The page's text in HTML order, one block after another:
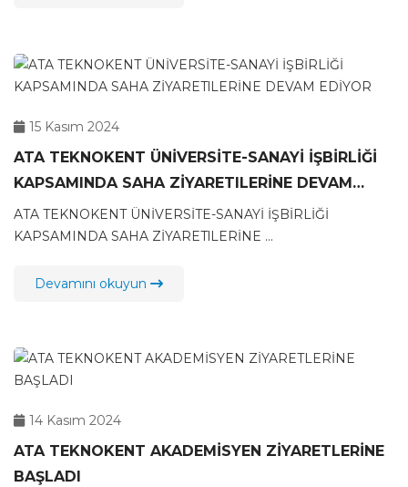
15 Kasım 2024
ATA TEKNOKENT ÜNİVERSİTE-SANAYİ İŞBİRLİĞİ
KAPSAMINDA SAHA ZİYARETlLERİNE DEVAM
EDİYOR
ATA TEKNOKENT ÜNİVERSİTE-SANAYİ İŞBİRLİĞİ
KAPSAMINDA SAHA ZİYARETlLERİNE ...
Devamını okuyun
14 Kasım 2024
ATA TEKNOKENT AKADEMİSYEN ZİYARETLERİNE
BAŞLADI